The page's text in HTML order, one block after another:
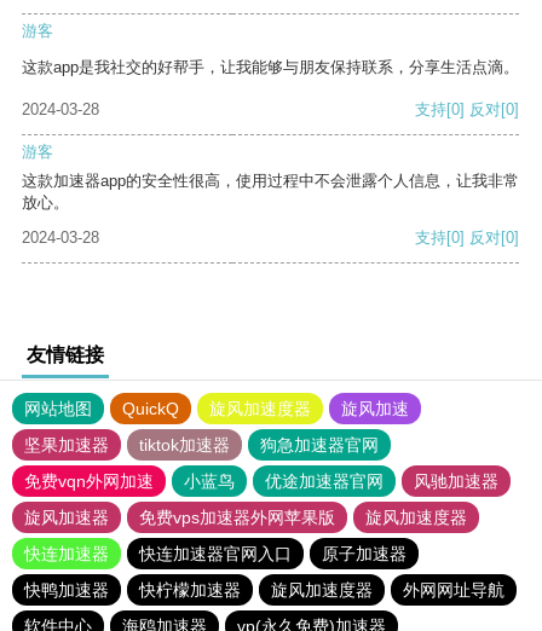
游客
这款app是我社交的好帮手，让我能够与朋友保持联系，分享生活点滴。
2024-03-28 支持[0] 反对[0]
游客
这款加速器app的安全性很高，使用过程中不会泄露个人信息，让我非常
放心。
2024-03-28
支持[0] 反对[0]
友情链接
网站地图 QuickQ 旋风加速度器
旋风加速
坚果加速器
tiktok加速器
狗急加速器官网
免费vqn外网加速
小蓝鸟 优途加速器官网
风驰加速器
旋风加速器
免费vps加速器外网苹果版
旋风加速度器
快连加速器
快连加速器官网入口
原子加速器
快鸭加速器
快柠檬加速器 旋风加速度器
外网网址导航
软件中心
海鸥加速器 vp(永久免费)加速器